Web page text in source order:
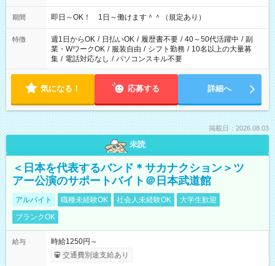
期間 即日～OK！ 1日～働けます＾＾（規定あり）
特徴 週1日からOK / 日払いOK / 履歴書不要 / 40～50代活躍中 / 副
業・WワークOK / 服装自由 / シフト勤務 / 10名以上の大量募
集 / 電話対応なし / パソコンスキル不要
気になる！ 応募する 詳細へ
掲載日：2026.08.03
未読
＜日本を代表するバンド＊サカナクション＞ツ
アー公演のサポートバイト＠日本武道館
アルバイト 職種未経験OK 社会人未経験OK
大学生歓迎
ブランクOK
給与
時給1250円～
交通費別途支給あり